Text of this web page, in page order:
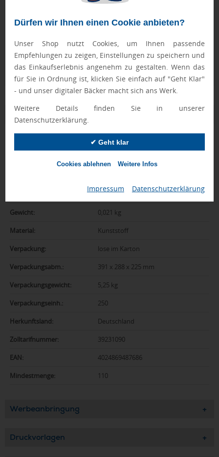
Dürfen wir Ihnen einen Cookie anbieten?
Unser Shop nutzt Cookies, um Ihnen passende
Empfehlungen zu zeigen, Einstellungen zu speichern und
das Einkaufserlebnis angenehm zu gestalten. Wenn das
für Sie in Ordnung ist, klicken Sie einfach auf "Geht Klar"
- und unser digitaler Bäcker macht sich ans Werk.
Weitere Details finden Sie in unserer
Datenschutzerklärung.
✔ Geht klar
Cookies ablehnen Weitere Infos
Impressum Datenschutzerklärung
Nur Produkte, die unseren Qualitätscheckbestehen,
Mehr erfahren
Ewa Engel,
Qualitätssicherung
Zusatzinformation
01-04084001-00000
101 x 67 x 11 mm
Gewicht: 0,021 kg
Material: Kunststoff
Verpackung: lose im Karton
Verpackungsabm.: 391 x 288 x 225 mm
Verpackungsgewicht: 5,25 kg
Verpackungseinh.: 250
Herkunftsland: Deutschland
Zolltarifnummer: 39231090
EAN: 4024869487686
Mindestmenge: 110
Werbeanbringung
Druckvorlagen